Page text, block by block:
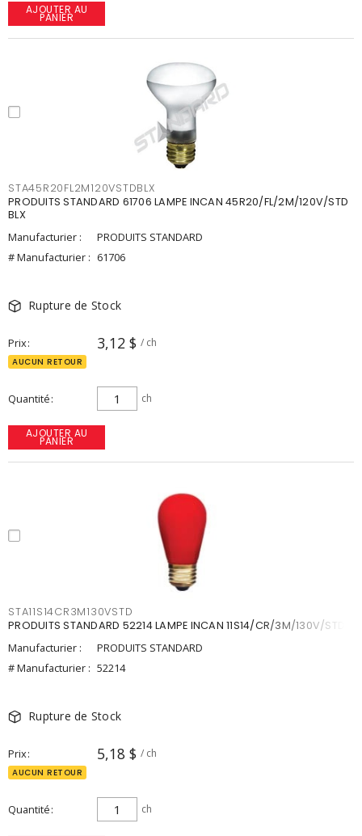
AJOUTER AU
PANIER
STA45R20FL2M120VSTDBLX
PRODUITS STANDARD 61706 LAMPE INCAN 45R20/FL/2M/120V/STD
BLX
Manufacturier :
PRODUITS STANDARD
# Manufacturier : 61706
Rupture de Stock
Prix 3,12 $ / ch
AUCUN RETOUR
Quantité ch
AJOUTER AU
PANIER
STA11S14CR3M130VSTD
PRODUITS STANDARD 52214 LAMPE INCAN 11S14/CR/3M/130V/STD
Manufacturier :
PRODUITS STANDARD
# Manufacturier : 52214
Rupture de Stock
Prix 5,18 $ / ch
AUCUN RETOUR
Quantité ch